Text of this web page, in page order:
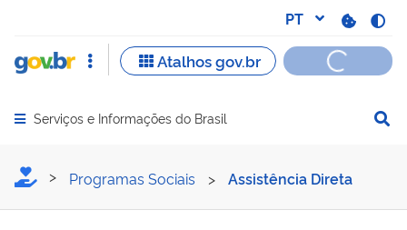
Abrir menu principal de navegação
Serviços e Informações do Brasil
OBTER ATENDIMENTO
Programas Sociais > Assistência Direta